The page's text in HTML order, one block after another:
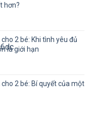
hơn?
2 bé: Khi tình yêu đủ
là giới hạn
2 bé: Bí quyết của một